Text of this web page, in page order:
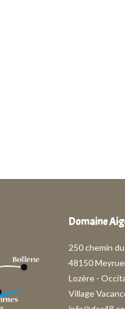
Domaine
250 chemin
48150
Lozère -
Village